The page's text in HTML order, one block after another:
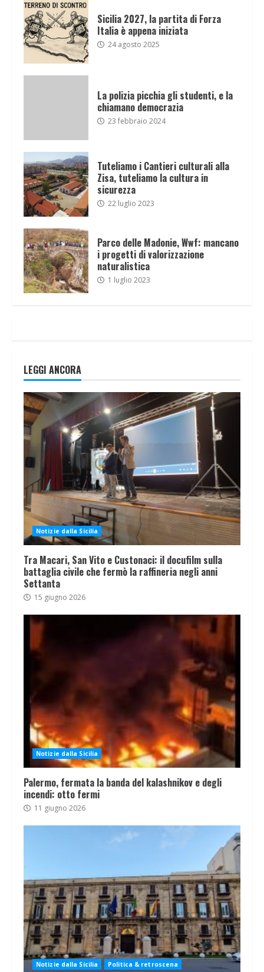
Sicilia 2027, la partita di Forza
Italia è appena iniziata
24 agosto 2025
La polizia picchia gli studenti, e la
chiamano democrazia
23 febbraio 2024
Tuteliamo i Cantieri culturali alla
Zisa, tuteliamo la cultura in
sicurezza
22 luglio 2023
Parco delle Madonie, Wwf: mancano
i progetti di valorizzazione
naturalistica
1 luglio 2023
LEGGI ANCORA
Notizie dalla Sicilia
Tra Macari, San Vito e Custonaci: il docufilm sulla
battaglia civile che fermò la raffineria negli anni
Settanta
15 giugno 2026
Notizie dalla Sicilia
Palermo, fermata la banda del kalashnikov e degli
incendi: otto fermi
11 giugno 2026
Notizie dalla Sicilia Politica & retroscena